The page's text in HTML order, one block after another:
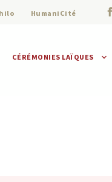
HumaniCité
CÉRÉMONIES LAÏQUES